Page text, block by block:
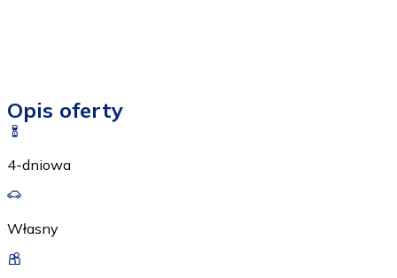
Opis oferty
4-dniowa
Własny